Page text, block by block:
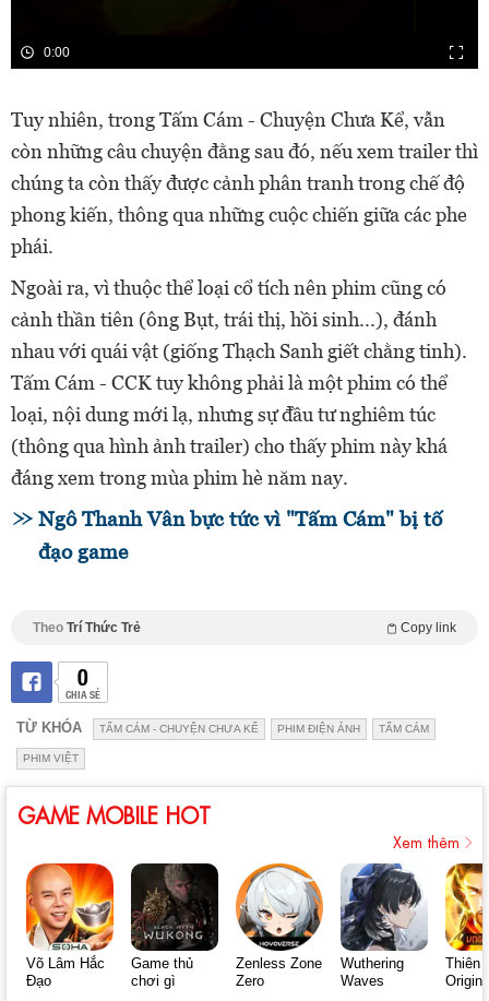
0:00
Tuy nhiên, trong Tấm Cám - Chuyện Chưa Kể, vẫn
còn những câu chuyện đằng sau đó, nếu xem trailer thì
chúng ta còn thấy được cảnh phân tranh trong chế độ
phong kiến, thông qua những cuộc chiến giữa các phe
phái.
Ngoài ra, vì thuộc thể loại cổ tích nên phim cũng có
cảnh thần tiên (ông Bụt, trái thị, hồi sinh...), đánh
nhau với quái vật (giống Thạch Sanh giết chằng tinh).
Tấm Cám - CCK tuy không phải là một phim có thể
loại, nội dung mới lạ, nhưng sự đầu tư nghiêm túc
(thông qua hình ảnh trailer) cho thấy phim này khá
đáng xem trong mùa phim hè năm nay.
Ngô Thanh Vân bực tức vì "Tấm Cám" bị tố
đạo game
Theo Trí Thức Trẻ Copy link
0
CHIA SẺ
TỪ KHÓA TẤM CÁM - CHUYỆN CHƯA KỂ PHIM ĐIỆN ẢNH TẤM CÁM
PHIM VIỆT
GAME MOBILE HOT
Xem thêm
Võ Lâm Hắc
Đạo
Game thủ
chơi gì
Zenless Zone
Zero
Wuthering
Waves
Thiên
Origin